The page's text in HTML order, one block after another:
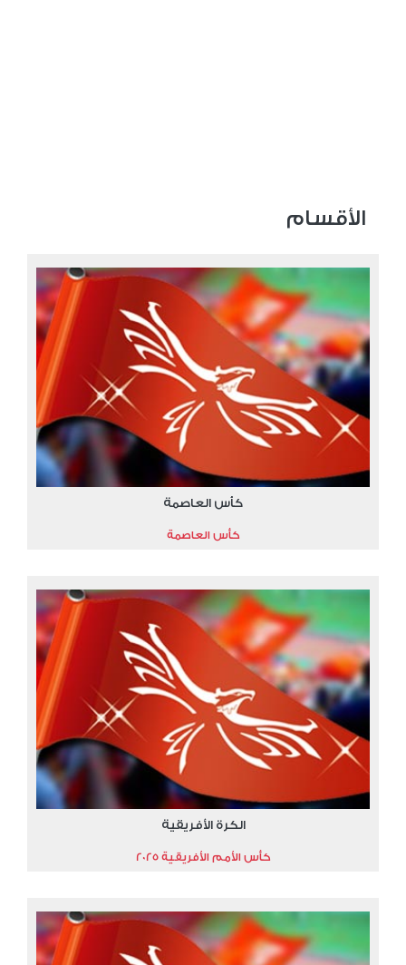
الأقسام
كأس العاصمة
كأس العاصمة
الكرة الأفريقية
كأس الأمم الأفريقية 2025